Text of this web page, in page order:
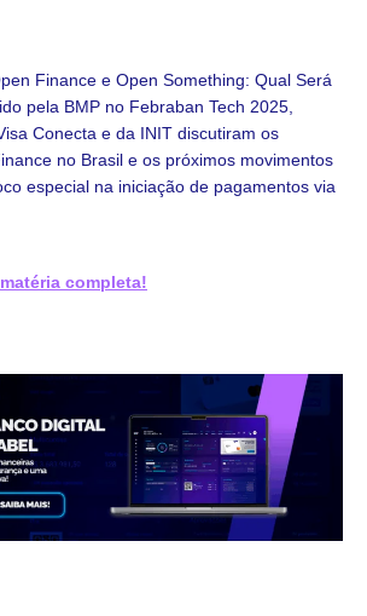
Finance e Open Something: Qual Será
pela BMP no Febraban Tech 2025,
Conecta e da INIT discutiram os
no Brasil e os próximos movimentos
especial na iniciação de pagamentos via
completa!